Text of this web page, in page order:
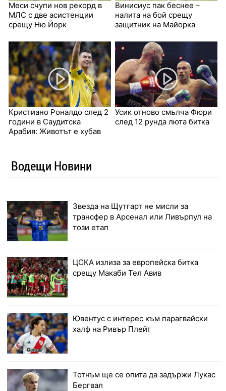
Меси счупи нов рекорд в
МЛС с две асистенции
срещу Ню Йорк
Винисиус пак беснее –
налита на бой срещу
защитник на Майорка
Кристиано Роналдо след 2
години в Саудитска
Арабия: Животът е хубав
Усик отново смълча Фюри
след 12 рунда люта битка
Водещи Новини
Звезда на Щутгарт не мисли за
трансфер в Арсенал или Ливърпул на
този етап
ЦСКА излиза за европейска битка
срещу Макаби Тел Авив
Ювентус с интерес към парагвайски
халф на Ривър Плейт
Тотнъм ще се опита да задържи Лукас
Бергвал